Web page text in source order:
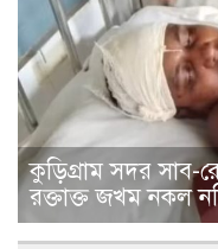
কুড়িগ্রাম সদর সাব-
রক্তাক্ত জখম নকল